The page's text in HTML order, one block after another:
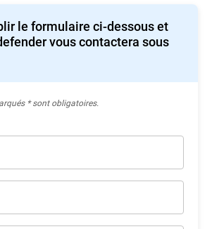
le formulaire ci-dessous et
vous contactera sous
* sont obligatoires.